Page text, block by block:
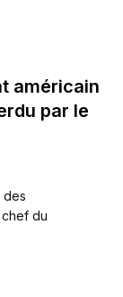
américain
par le
des
chef du